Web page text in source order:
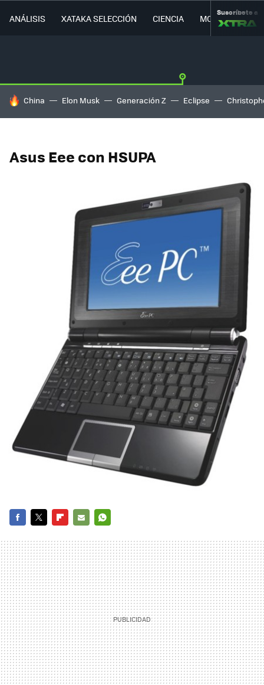
ANÁLISIS XATAKA SELECCIÓN CIENCIA MOVILIDAD
Suscríbete a
HOY SE HABLA DE
China Elon Musk Generación Z Eclipse
Asus Eee con HSUPA
MAIL